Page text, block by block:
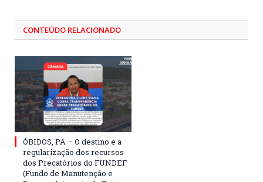
CONTEÚDO RELACIONADO
ÓBIDOS, PA – O destino e a
regularização dos recursos
dos Precatórios do FUNDEF
(Fundo de Manutenção e